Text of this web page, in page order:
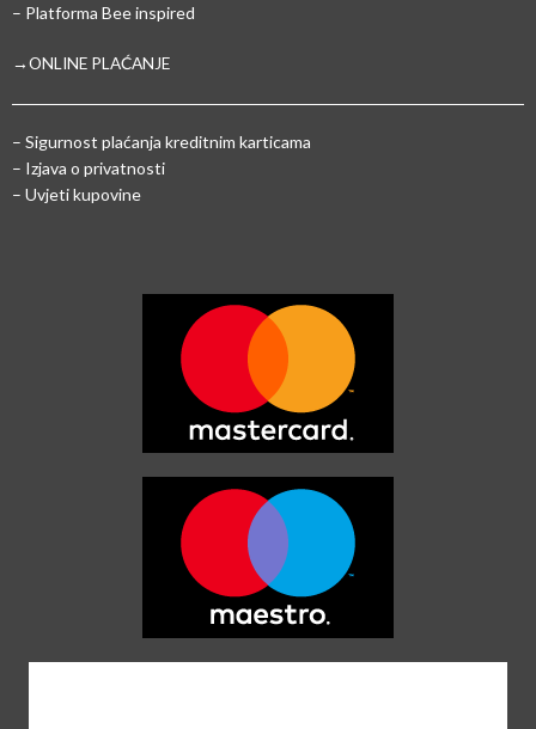
– Platforma Bee inspired
→ONLINE PLAĆANJE
– Sigurnost plaćanja kreditnim karticama
– Izjava o privatnosti
– Uvjeti kupovine